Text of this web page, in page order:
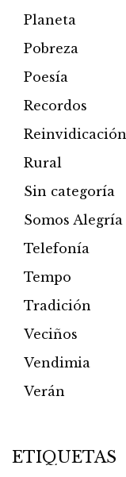
Planeta
Pobreza
Poesía
Recordos
Reinvidicación
Rural
Sin categoría
Somos Alegría
Telefonía
Tempo
Tradición
Veciños
Vendimia
Verán
ETIQUETAS